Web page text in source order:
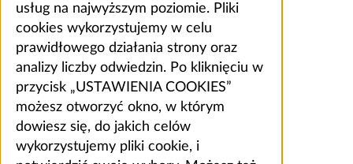
usług na najwyższym poziomie. Pliki
cookies wykorzystujemy w celu
prawidłowego działania strony oraz
analizy liczby odwiedzin. Po kliknięciu w
przycisk „USTAWIENIA COOKIES”
możesz otworzyć okno, w którym
dowiesz się, do jakich celów
wykorzystujemy pliki cookie, i